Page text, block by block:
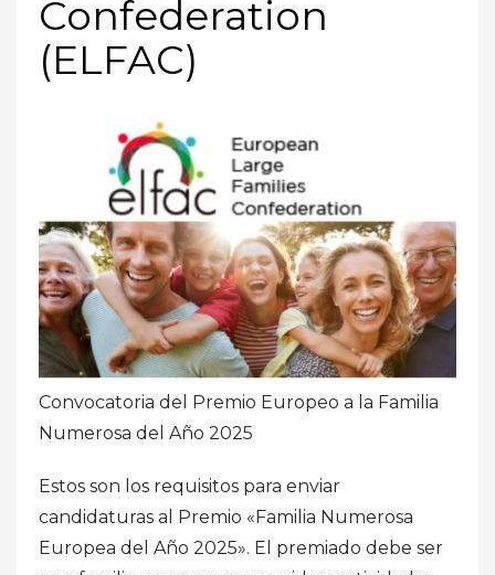
Confederation
(ELFAC)
Convocatoria del Premio Europeo a la Familia
Numerosa del Año 2025
Estos son los requisitos para enviar
candidaturas al Premio «Familia Numerosa
Europea del Año 2025». El premiado debe ser